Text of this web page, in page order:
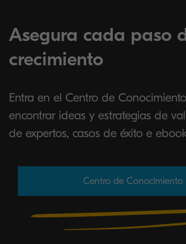
Asegura cada paso
crecimiento
Entra en el Centro de
encontrar ideas y estrategias de
de expertos, casos de éxito e
Centro de Conocimiento